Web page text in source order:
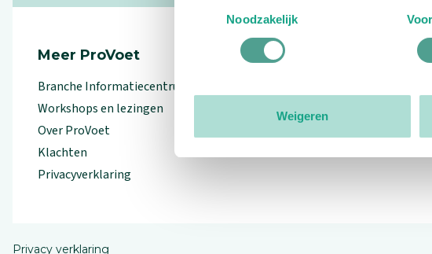
Noodzakelijk
Weigeren
Meer ProVoet
Branche Informatiecentrum
Workshops en lezingen
Over ProVoet
Klachten
Privacyverklaring
Privacy verklaring